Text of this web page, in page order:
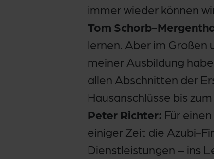
immer wieder können
Tom Schorb-
lernen. Aber im Großen
meiner Ausbildung
allen Abschnitten der
Hausanschlüsse bis
Peter Richter: Für
einiger Zeit die Azubi-
Dienstleistungen – ins